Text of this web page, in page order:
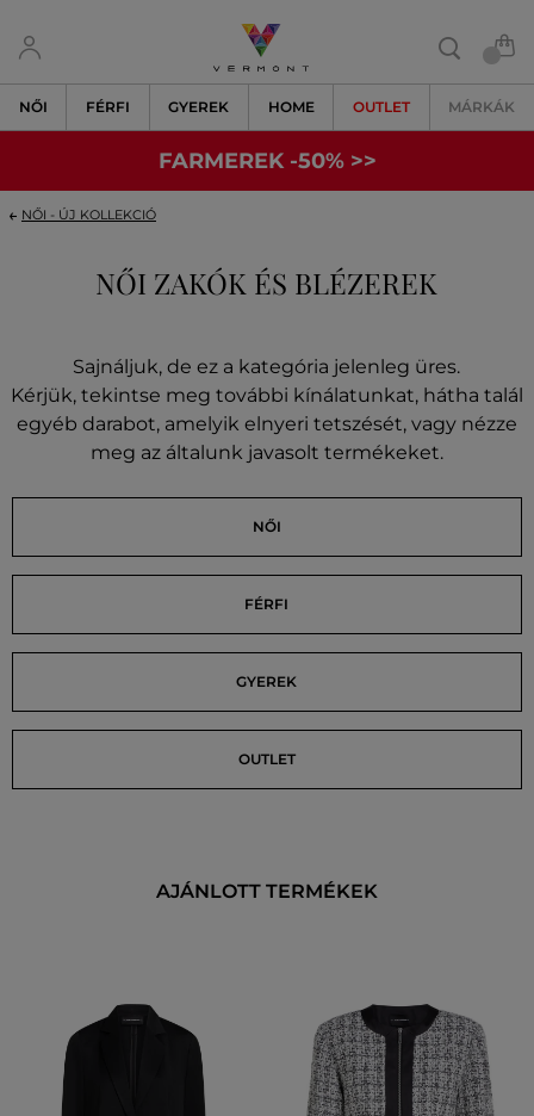
NŐI FÉRFI GYEREK HOME OUTLET MÁRKÁK
FARMEREK -50% >>
NŐI - ÚJ KOLLEKCIÓ
NŐI ZAKÓK ÉS BLÉZEREK
Sajnáljuk, de ez a kategória jelenleg üres.
Kérjük, tekintse meg további kínálatunkat, hátha talál
egyéb darabot, amelyik elnyeri tetszését, vagy nézze
meg az általunk javasolt termékeket.
NŐI
FÉRFI
GYEREK
OUTLET
AJÁNLOTT TERMÉKEK